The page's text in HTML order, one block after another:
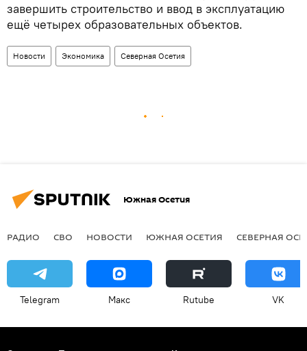
завершить строительство и ввод в эксплуатацию
ещё четырех образовательных объектов.
Новости Экономика Северная Осетия
Южная Осетия
РАДИО СВО НОВОСТИ ЮЖНАЯ ОСЕТИЯ СЕВЕРНАЯ
Telegram Макс Rutube VK